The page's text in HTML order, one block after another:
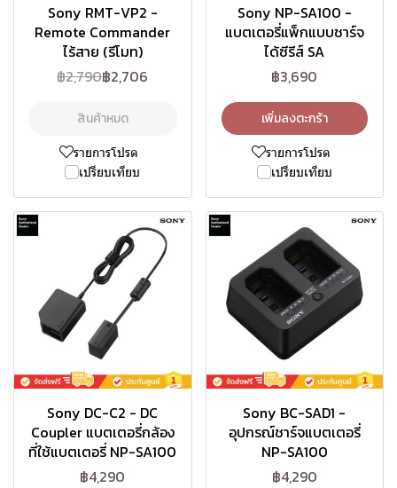
Sony RMT-VP2 -
Remote Commander
ไร้สาย (รีโมท)
฿2,790฿2,706
สินค้าหมด
รายการโปรด
เปรียบเทียบ
Sony NP-SA100 -
แบตเตอรี่แพ็กแบบชาร์จ
ได้ซีรีส์ SA
฿3,690
เพิ่มลงตะกร้า
รายการโปรด
เปรียบเทียบ
Sony DC-C2 - DC
Coupler แบตเตอรี่กล้อง
ที่ใช้แบตเตอรี่ NP-SA100
฿4,290
Sony BC-SAD1 -
อุปกรณ์ชาร์จแบตเตอรี่
NP-SA100
฿4,290